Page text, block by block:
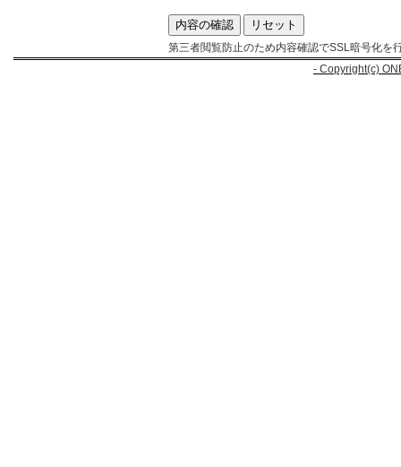
第三者閲覧防止のため内容確認でSSL暗号化を
- Copyright(c)